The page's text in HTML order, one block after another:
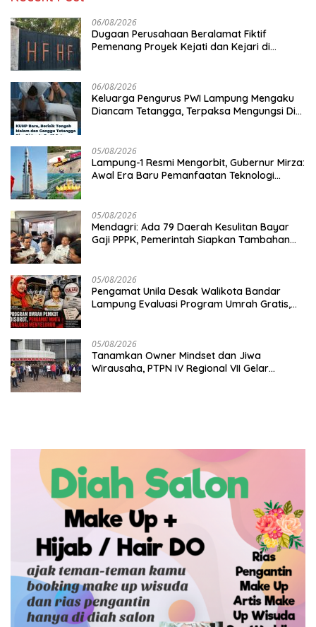
06/08/2026
Dugaan Perusahaan Beralamat Fiktif
Pemenang Proyek Kejati dan Kejari di
Disorot
06/08/2026
Keluarga Pengurus PWI Lampung Mengaku
Diancam Tetangga, Terpaksa Mengungsi Dini
05/08/2026
Lampung-1 Resmi Mengorbit, Gubernur Mirza:
Awal Era Baru Pemanfaatan Teknologi
05/08/2026
Mendagri: Ada 79 Daerah Kesulitan Bayar
Gaji PPPK, Pemerintah Siapkan Tambahan
05/08/2026
Pengamat Unila Desak Walikota Bandar
Lampung Evaluasi Program Umrah Gratis,
05/08/2026
Tanamkan Owner Mindset dan Jiwa
Wirausaha, PTPN IV Regional VII Gelar